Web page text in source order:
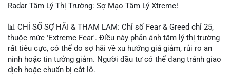
📰 Nguồn: CoinDesk
Radar Tâm Lý Thị Trường: Sợ Mạo Tâm Lý Xtreme!
📊 CHỈ SỐ SỢ HÃI & THAM LAM: Chỉ số Fear & Greed chỉ 25,
thuộc mức 'Extreme Fear'. Điều này phản ánh tâm lý thị trường
rất tiêu cực, có thể do sợ hãi về xu hướng giá giảm, rủi ro an
ninh hoặc tin tưởng giảm. Người đầu tư có thể đang tránh giao
dịch hoặc chuẩn bị cắt lỗ.